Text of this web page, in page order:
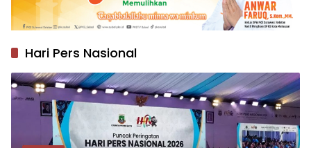
Hari Pers Nasional